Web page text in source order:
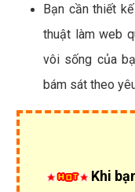
Bạn cần thiết
thuật làm web
vôi sống của
bám sát theo
Khi